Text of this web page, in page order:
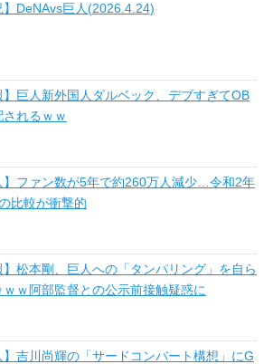
】DeNAvs巨人(2026.4.24)
】巨人新外国人ダルベック、デブすぎてOB
されるｗｗ
】ファン数が5年で約260万人減少…令和2年
比較が衝撃的
】松本剛、巨人への「タンパリング」を自ら
ｗｗ阿部監督との公示前接触疑惑に
】吉川尚輝の「サードコンバート構想」にG